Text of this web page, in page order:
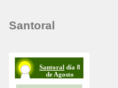
Santoral